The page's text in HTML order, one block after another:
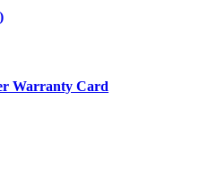
Warranty Card